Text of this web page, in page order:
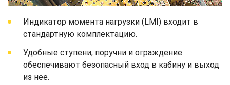
Индикатор момента нагрузки (LMI) входит в
стандартную комплектацию.
Удобные ступени, поручни и ограждение
обеспечивают безопасный вход в кабину и выход
из нее.